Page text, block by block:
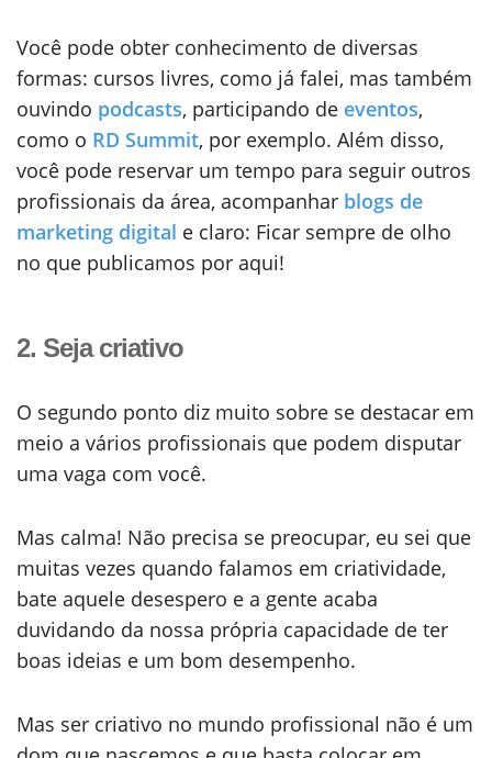
Você pode obter conhecimento de diversas
formas: cursos livres, como já falei, mas também
ouvindo podcasts, participando de eventos,
como o RD Summit, por exemplo. Além disso,
você pode reservar um tempo para seguir outros
profissionais da área, acompanhar blogs de
marketing digital e claro: Ficar sempre de olho
no que publicamos por aqui!
2. Seja criativo
O segundo ponto diz muito sobre se destacar em
meio a vários profissionais que podem disputar
uma vaga com você.
Mas calma! Não precisa se preocupar, eu sei que
muitas vezes quando falamos em criatividade,
bate aquele desespero e a gente acaba
duvidando da nossa própria capacidade de ter
boas ideias e um bom desempenho.
Mas ser criativo no mundo profissional não é um